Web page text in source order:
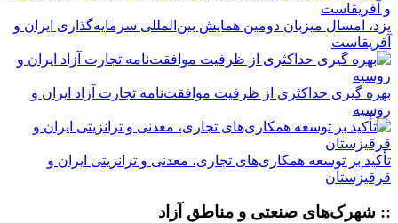
یزد، امسال میزبان دومین همایش بین‌المللی سرمایه‌گذاری ایران و
آفریقاست
بهره گیری حداکثری از ظرفیت موافقت‌نامه تجارت آزاد ایران و
روسیه
تأکید بر توسعه همکاری‌های تجاری، معدنی و ترانزیتی ایران و
قرقیزستان
:: شهرک‌های صنعتی و مناطق آزاد